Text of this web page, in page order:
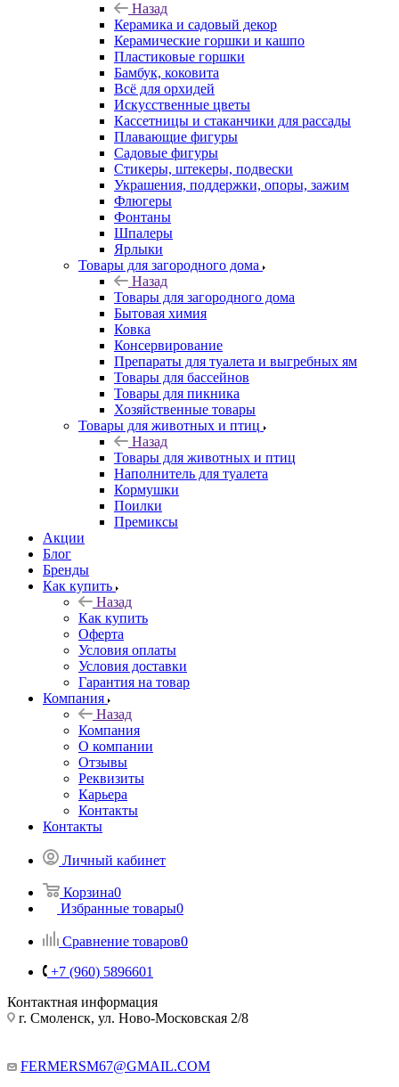
Назад
Керамика и садовый декор
Керамические горшки и кашпо
Пластиковые горшки
Бамбук, коковита
Всё для орхидей
Искусственные цветы
Кассетницы и стаканчики для рассады
Плавающие фигуры
Садовые фигуры
Стикеры, штекеры, подвески
Украшения, поддержки, опоры, зажим
Флюгеры
Фонтаны
Шпалеры
Ярлыки
Товары для загородного дома
Назад
Товары для загородного дома
Бытовая химия
Ковка
Консервирование
Препараты для туалета и выгребных ям
Товары для бассейнов
Товары для пикника
Хозяйственные товары
Товары для животных и птиц
Назад
Товары для животных и птиц
Наполнитель для туалета
Кормушки
Поилки
Премиксы
Акции
Блог
Бренды
Как купить
Назад
Как купить
Оферта
Условия оплаты
Условия доставки
Гарантия на товар
Компания
Назад
Компания
О компании
Отзывы
Реквизиты
Карьера
Контакты
Контакты
Личный кабинет
Корзина0
Избранные товары0
Сравнение товаров0
+7 (960) 5896601
Контактная информация
г. Смоленск, ул. Ново-Московская 2/8
FERMERSM67@GMAIL.COM